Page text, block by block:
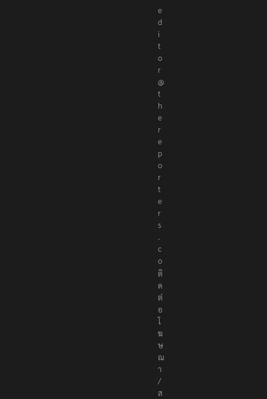
e
d
i
t
o
r
@
t
h
e
r
e
p
o
r
t
e
r
s
.
c
o
ติ
ด
ต่
อ
โ
ฆ
ษ
ณ
า
/
ส